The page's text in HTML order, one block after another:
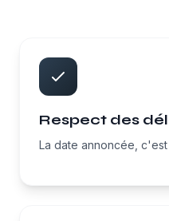
Respect des
La date annoncée,